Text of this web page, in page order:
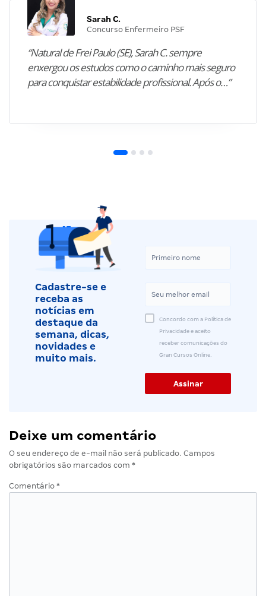
Sarah C.
Concurso Enfermeiro PSF
“Natural de Frei Paulo (SE), Sarah C. sempre
enxergou os estudos como o caminho mais seguro
para conquistar estabilidade profissional. Após o…”
Cadastre-se e
receba as
notícias em
destaque da
semana, dicas,
novidades e
muito mais.
Concordo com a Política de
Privacidade e aceito
receber comunicações do
Gran Cursos Online.
Deixe um comentário
O seu endereço de e-mail não será publicado. Campos
obrigatórios são marcados com *
Comentário *